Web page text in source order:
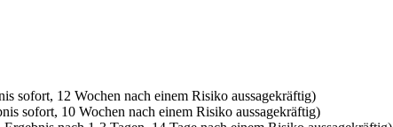
sofort, 12 Wochen nach einem Risiko aussagekräftig)
sofort, 10 Wochen nach einem Risiko aussagekräftig)